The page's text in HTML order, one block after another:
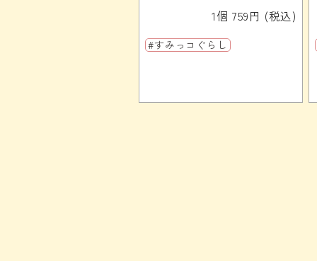
1個 759円 (税込)
#すみっコぐらし